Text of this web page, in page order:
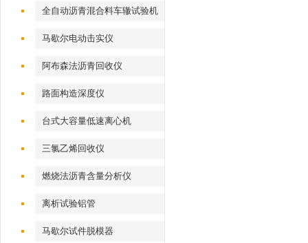
全自动沥青混合料车辙试验机
马歇尔电动击实仪
阿布森法沥青回收仪
路面构造深度仪
台式大容量低速离心机
三氯乙烯回收仪
燃烧法沥青含量分析仪
离析试验铝管
马歇尔试件脱模器